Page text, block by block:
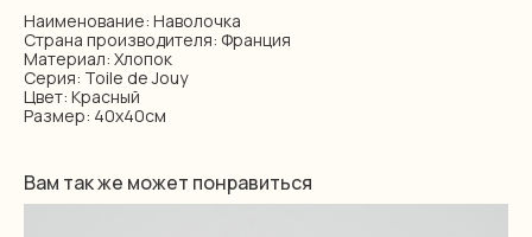
Наименование: Наволочка
Страна производителя: Франция
Материал: Хлопок
Серия: Toile de Jouy
Цвет: Красный
Размер: 40х40см
Вам так же может понравиться